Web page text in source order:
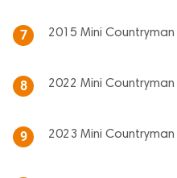
7 2015 Mini Countryman
8 2022 Mini Countryman
9 2023 Mini Countryman